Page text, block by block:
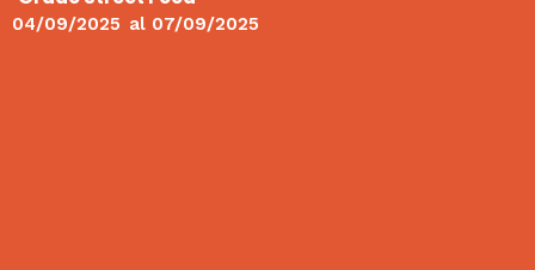
04/09/2025 al 07/09/2025